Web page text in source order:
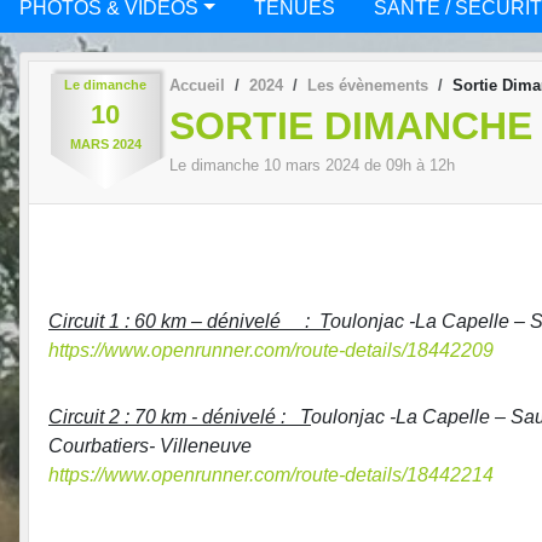
PHOTOS & VIDÉOS TENUES SANTÉ /
Le dimanche
10
MARS 2024
Accueil 2024 Les évènements Sortie
SORTIE
Le dimanche 10 mars 2024 de 09h à 12h
Circuit 1 : 60 km – dénivelé : Toulonjac -La Capelle –
https://www.openrunner.com/route-details/18442209
Circuit 2 : 70 km - dénivelé : Toulonjac -La Capelle –
Courbatiers- Villeneuve
https://www.openrunner.com/route-details/18442214